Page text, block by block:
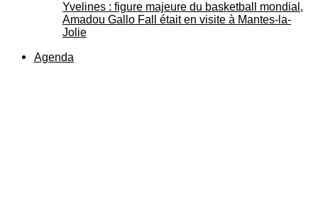
Yvelines : figure majeure du basketball mondial,
Amadou Gallo Fall était en visite à Mantes-la-
Jolie
Agenda